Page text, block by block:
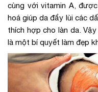
cùng với vitamin A,
hoá giúp da đẩy lùi các
thích hợp cho làn da.
là một bí quyết làm đẹp